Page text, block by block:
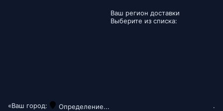
«Ваш город: Определение...
Ваш регион доставки
Выберите из списка:
.